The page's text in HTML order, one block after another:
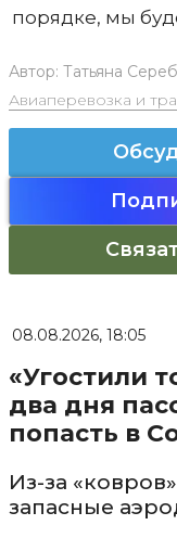
порядке, мы
Автор: Татьяна
Авиаперевозка и
08.08.2026, 18:05
«Угостили
два дня
попасть в
Из-за
запасные